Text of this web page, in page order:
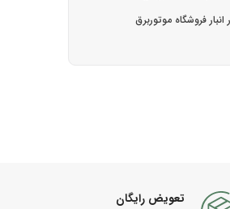
فروشگاه موتوربرق
تعویض رایگان